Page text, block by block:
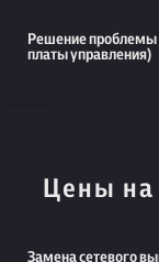
Решение проблемы
платы управления)
Цены на
Замена сетевого